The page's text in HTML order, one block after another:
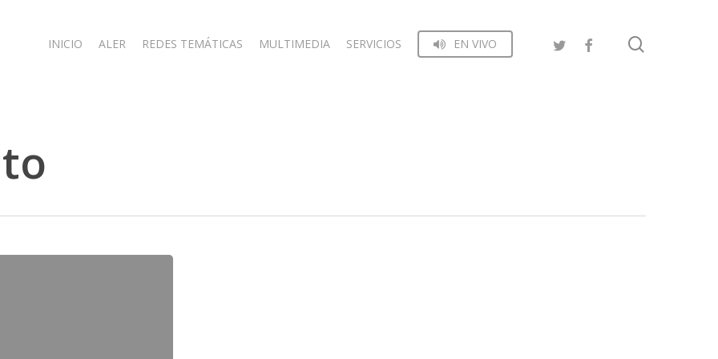
INICIO ALER REDES TEMÁTICAS MULTIMEDIA SERVICIOS EN VIVO